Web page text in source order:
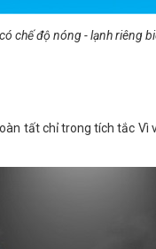
chế độ nóng - lạnh riêng
tất chỉ trong tích tắc